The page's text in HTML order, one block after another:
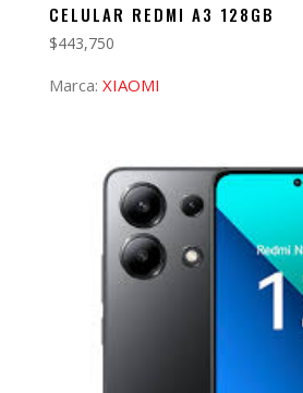
CELULAR REDMI A3 128GB
$443,750
Marca: XIAOMI